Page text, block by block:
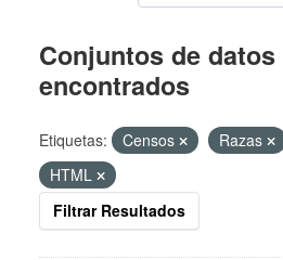
Conjuntos de datos
encontrados
Etiquetas: Censos Razas
HTML
Filtrar Resultados